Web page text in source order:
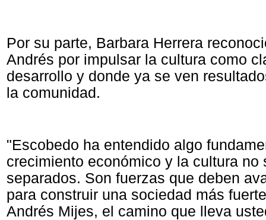
Por su parte, Barbara Herrera
Andrés por impulsar la cultura como
desarrollo y donde ya se ven
la comunidad.
"Escobedo ha entendido algo
crecimiento económico y la cultura no
separados. Son fuerzas que deben
para construir una sociedad más
Andrés Mijes, el camino que lleva